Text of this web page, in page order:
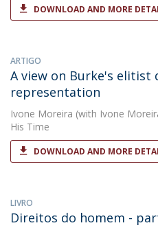
DOWNLOAD AND MORE
ARTIGO
A view on Burke's
representation
Ivone Moreira (with Ivone
His Time
DOWNLOAD AND MORE
LIVRO
Direitos do homem -